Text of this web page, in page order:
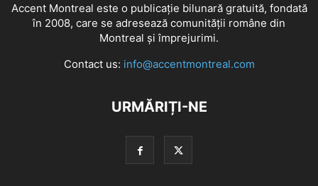
Accent Montreal este o publicație bilunară gratuită, fondată
în 2008, care se adresează comunităţii române din
Montreal şi împrejurimi.
Contact us: info@accentmontreal.com
URMĂRIȚI-NE